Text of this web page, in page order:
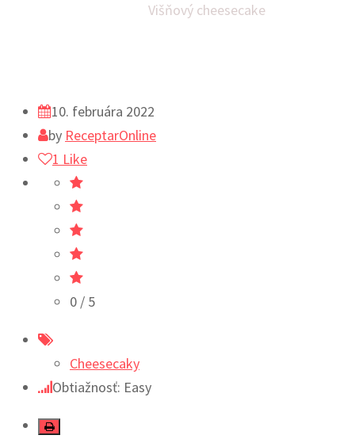
Višňový cheesecake
10. februára 2022
by ReceptarOnline
1 Like
0 / 5
Cheesecaky
Obtiažnosť: Easy